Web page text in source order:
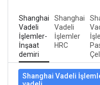
Shanghai
Vadeli
İşlemler-
İnşaat
demiri
Shanghai
Vadeli
İşlemler
HRC
Shanghai Vadeli